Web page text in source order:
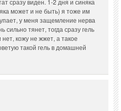
сразу виден. 1-2 дня и синяка
может и не быть) я тоже им
у меня защемление нерва
сильно тянет, тогда сразу гель
кожу не жжет, а такое
такой гель в домашней